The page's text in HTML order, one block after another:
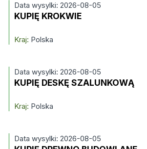
Data wysylki: 2026-08-05
KUPIĘ KROKWIE
Kraj: Polska
Data wysylki: 2026-08-05
KUPIĘ DESKĘ SZALUNKOWĄ
Kraj: Polska
Data wysylki: 2026-08-05